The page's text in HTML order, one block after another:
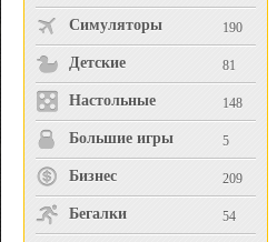
Симуляторы 190
Детские 81
Настольные 148
Большие игры 5
Бизнес 209
Бегалки 54